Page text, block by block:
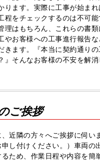
ります。実際に⼯事が始ま
程をチェックするのは不可能
理はもちろん、これらの書
やお客様への⼯事進⾏報告
きます。『本当に契約通り
』そんなお客様の不安を解
ご挨拶
近隣の方々へご挨拶に伺い
し付けください。）⾞両の
ため、作業日程や内容を簡